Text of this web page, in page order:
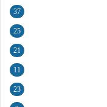
37
25
21
11
23